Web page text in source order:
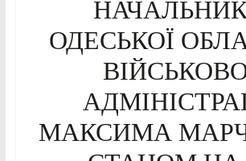
ОДЕСЬКОЇ
МАКСИМА